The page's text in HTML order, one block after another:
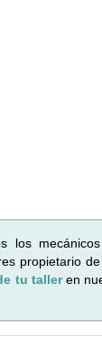
los
propietario
tu talleren